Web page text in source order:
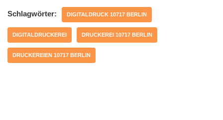
Schlagwörter: DIGITALDRUCK 10717 BERLIN
DIGITALDRUCKEREI DRUCKEREI 10717 BERLIN
DRUCKEREIEN 10717 BERLIN